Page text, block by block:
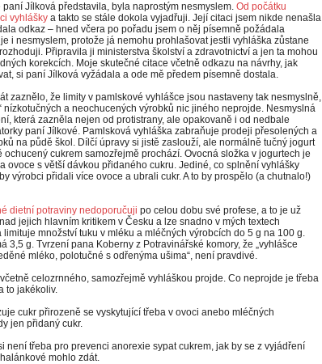
paní Jílková představila, byla naprostým nesmyslem. Od počátku
vyhlášky a takto se stále dokola vyjadřuji. Její citaci jsem nikde nenašla
odkaz – hned včera po pořadu jsem o něj písemně požádala
i nesmyslem, protože já nemohu prohlašovat jestli vyhláška zůstane
Připravila ji ministerstva školství a zdravotnictví a jen ta mohou
korekcích. Moje skutečné citace včetně odkazu na návrhy, jak
si paní Jílková vyžádala a ode mě předem písemně dostala.
zaznělo, že limity v pamlskové vyhlášce jsou nastaveny tak nesmyslně,
nízkotučných a neochucených výrobků nic jiného neprojde. Nesmyslná
která zazněla nejen od protistrany, ale opakovaně i od nedbale
paní Jílkové. Pamlsková vyhláška zabraňuje prodeji přesolených a
na půdě škol. Dílčí úpravy si jistě zaslouží, ale normálně tučný jogurt
ochucený cukrem samozřejmě prochází. Ovocná složka v jogurtech je
ovoce s větší dávkou přidaného cukru. Jediné, co splnění vyhlášky
výrobci přidali více ovoce a ubrali cukr. A to by prospělo (a chutnalo!)
dietní potraviny nedoporučuji po celou dobu své profese, a to je už
jejich hlavním kritikem v Česku a lze snadno v mých textech
množství tuku v mléku a mléčných výrobcích do 5 g na 100 g.
3,5 g. Tvrzení pana Koberny z Potravinářské komory, že „vyhlášce
mléko, polotučné s odřenýma ušima“, není pravdivé.
celozrnného, samozřejmě vyhláškou projde. Co neprojde je třeba
to jakékoliv.
cukr přirozeně se vyskytující třeba v ovoci anebo mléčných
jen přidaný cukr.
není třeba pro prevenci anorexie sypat cukrem, jak by se z vyjádření
mohlo zdát.